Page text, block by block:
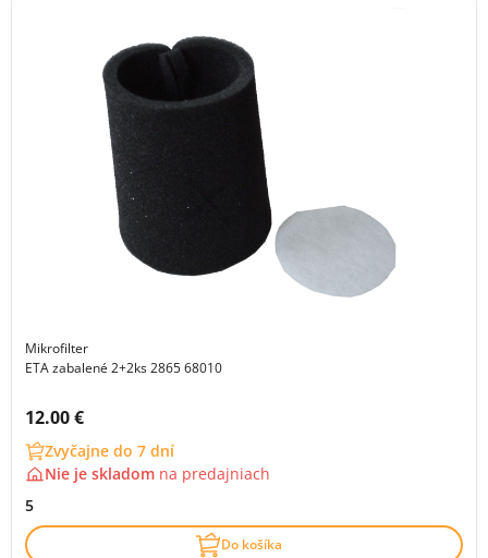
Mikrofilter
ETA zabalené 2+2ks 2865 68010
Cena s DPH:
12.00 €
Zvyčajne do 7 dní
Nie je skladom na predajniach
5
Do košíka